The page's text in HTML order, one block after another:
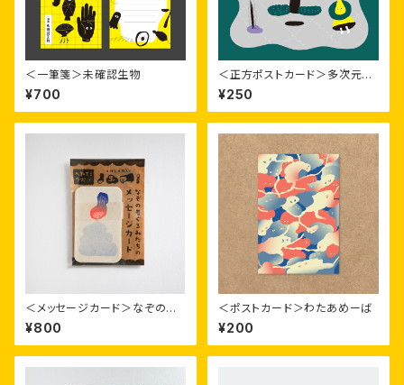
＜一筆箋＞未確認生物
¥700
＜正方ポストカード＞多次元の
生きもの
¥250
＜メッセージカード＞なぞの着
ぐるみたち
¥800
＜ポストカード＞わたあめーば
¥200